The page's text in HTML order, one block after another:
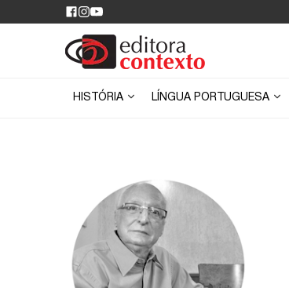
HISTÓRIA LÍNGUA PORTUGUESA